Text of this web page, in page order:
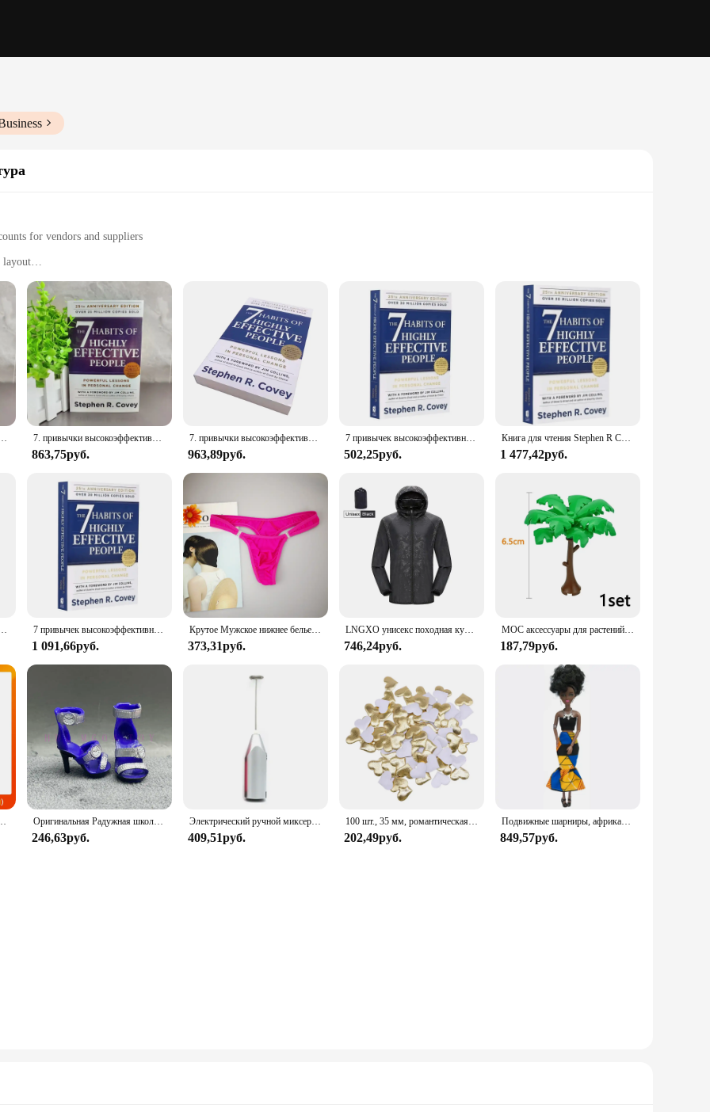
for vendors and suppliers
layout
improve their daily lives and achieve their goals
a comfortable weight for easy handling
to transform their lives by developing effective habits. Written by renowned author Stephen R. Covey, this book has become a
to resonate with individuals from all walks of life, providing a universal framework for personal and professional growth. The book's
resource for anyone seeking to enhance their habits and achieve their full potential.
to improve your daily routine, the 7 Habits Book is an essential read. Its accessible language and straightforward approach make it an
is not only visually appealing but also facilitates easy navigation, allowing readers to quickly find the insights they need. The 7 Habits
from personal development workshops to corporate training programs.
to any vendor or supplier's inventory. It is a high-demand item that appeals to a broad audience, making it a reliable source of
way for vendors to purchase multiple copies at once. With its appealing design and practical content, the 7 Habits Book is a sure-
their lives.
R. Covey в английском оригинальная профессиональная книга для чтения 7. привычки высокоэффективных людей Стивена Р. Кайя на английском языке. Оригинальная книга для чтения профессионального управления.
863,75руб.
7. привычки высокоэффективных людей. Оригинальная английская книга Стивена Р. Читай. Книга для чтения профессионального управления.
963,89руб.
7 привычек высокоэффективных людей, английская оригинальная Книга от Stephen R. Covey профессиональная книга для чтения на английском языке
502,25руб.
Книга для чтения Stephen R Covey с 7 привычками высокоэффективных людей
1 477,42руб.
оригинальная Книга от Stephen R. Профессиональная книга для чтения Covey 7 привычек высокоэффективных людей, английская оригинальная Книга от Stephen R. Профессиональная книга для чтения Covey
1 091,66руб.
Крутое Мужское нижнее белье с пуговицами, сексуальное эротическое нижнее белье для мужчин, стринги для геев, Размеры M L XL
373,31руб.
LNGXO унисекс походная куртка для мужчин и женщин водонепроницаемая быстросохнущая ветровка для кемпинга треккинговая рыбалка дождевик уличная анти-УФ-одежда
746,24руб.
MOC аксессуары для растений, кирпичи 3471 2435 6064 3778, городской дом, деревья, сосна, колючая кущ, зеленая трава, военные строительные кирпичи, игрушки
187,79руб.
Joy Con, улучшенная аудиорегулируема консоль, стабильный режим телевизора Оригинальная Радужная школьная кукла, можно выбрать обувь, каблук, сапоги, игрушки для девочек «сделай сам»
246,63руб.
Электрический ручной миксер из нержавеющей стали, Легкий Блендер для выпечки и приготовления пищи
409,51руб.
100 шт., 35 мм, романтическая губка, атласная ткань, лепестки в форме сердца, свадебные конфетти, настольная кровать, лепестки в форме сердца, свадебное украшение на день Святого Валентина
202,49руб.
Подвижные шарниры, африканская черная кукла для американских кукол, аксессуары, тело Nudy с одеждой для Барби, игрушка для девочки, ролевая детская игрушка, подарок
849,57руб.